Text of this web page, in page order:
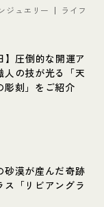
ジュエリー
ライフ
】圧倒的な開運ア
人の技が光る「天
彫刻」をご紹介
砂漠が産んだ奇跡
ス「リビアングラ